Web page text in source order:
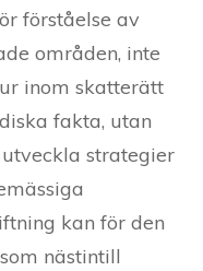
förståelse av
områden, inte
inom skatterätt
fakta, utan
strategier
kan för den
nästintill